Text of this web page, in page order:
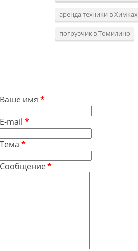
аренда техники в Химках
погрузчик в Томилино
Ваше имя *
E-mail *
Тема *
Сообщение*